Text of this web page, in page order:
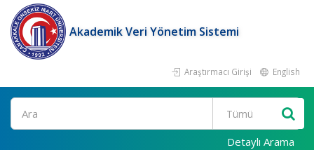
Akademik Veri Yönetim Sistemi
Araştırmacı Girişi English
Ara
Detaylı Arama